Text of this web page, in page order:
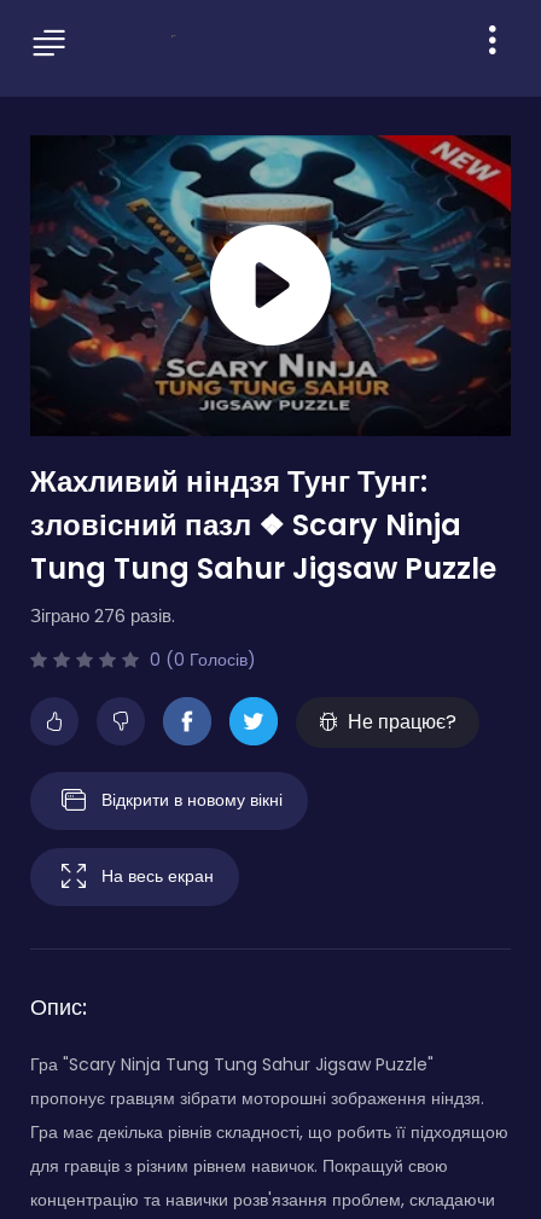
Жахливий ніндзя Тунг Тунг:
зловісний пазл ❖ Scary Ninja
Tung Tung Sahur Jigsaw Puzzle
Зіграно 276 разів.
0 (0 Голосів)
Не працює?
Відкрити в новому вікні
На весь екран
Опис:
Гра "Scary Ninja Tung Tung Sahur Jigsaw Puzzle"
пропонує гравцям зібрати моторошні зображення ніндзя.
Гра має декілька рівнів складності, що робить її підходящою
для гравців з різним рівнем навичок. Покращуй свою
концентрацію та навички розв'язання проблем, складаючи